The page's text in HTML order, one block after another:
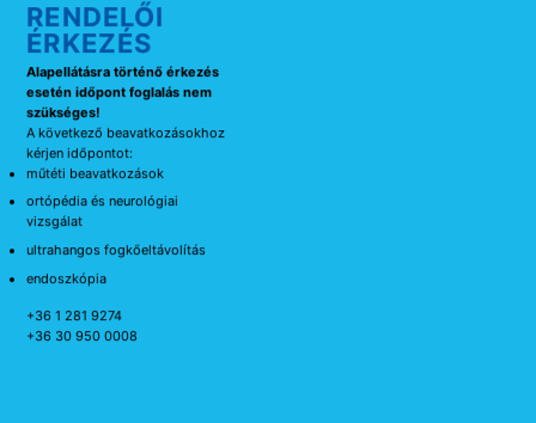
RENDELŐI
ÉRKEZÉS
Alapellátásra történő érkezés
esetén időpont foglalás nem
szükséges!
A következő beavatkozásokhoz
kérjen időpontot:
műtéti beavatkozások
ortópédia és neurológiai
vizsgálat
ultrahangos fogkőeltávolítás
endoszkópia
+36 1 281 9274
+36 30 950 0008